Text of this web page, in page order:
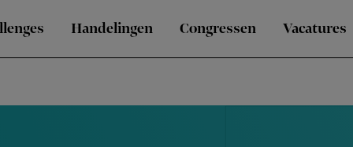
Handelingen Congressen Vacatures